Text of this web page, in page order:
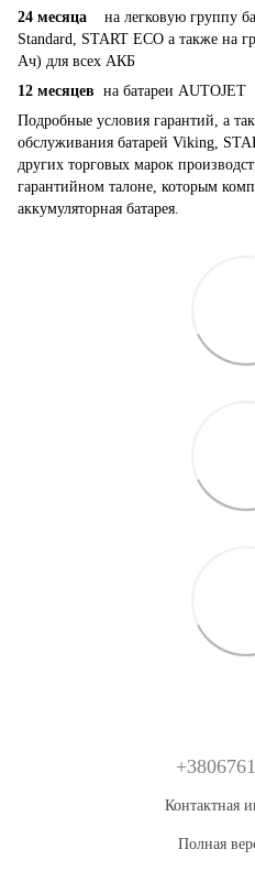
24 месяца на легковую группу
Standard, START ECO а также на
Ач) для всех АКБ
12 месяцев на батареи AUTOJET
Подробные условия гарантий, а
обслуживания батарей Viking,
других торговых марок
гарантийном талоне, которым
аккумуляторная батарея.
Контактная
Полная